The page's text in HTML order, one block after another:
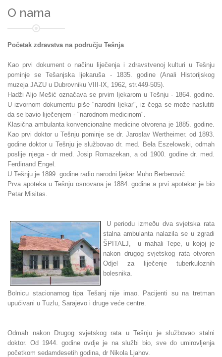
O nama
Početak zdravstva na području Tešnja
Kao prvi dokument o načinu liječenja i zdravstvenoj kulturi u Tešnju
pominje se Tešanjska ljekaruša - 1835. godine (Anali Historijskog
muzeja JAZU u Dubrovniku VIII-IX, 1962, str.449-505).
Hadži Aljo Mešić označava se prvim ljekarom u Tešnju - 1864. godine.
U izvornom dokumentu piše "narodni ljekar", iz čega se može naslutiti
da se bavio liječenjem - "narodnom medicinom".
Klasična ambulanta konvencionalne medicine otvorena je 1885. godine.
Kao prvi doktor u Tešnju pominje se dr. Jaroslav Wertheimer. od 1893.
godine doktor u Tešnju je službovao dr. med. Bela Eszelowski, odmah
poslije njega - dr med. Josip Romazekan, a od 1900. godine dr. med.
Ferdinand Engel.
U Tešnju je 1899. godine radio narodni ljekar Muho Berberović.
Prva apoteka u Tešnju osnovana je 1884. godine a prvi apotekar je bio
Petar Misitas.
U periodu izmeðu dva svjetska rata
stalna ambulanta nalazila se u zgradi
ŠPITALJ, u mahali Tepe, u kojoj je
nakon drugog svjetskog rata otvoren
Odjel za liječenje tuberkuloznih
bolesnika.
Bolnicu stacionarnog tipa Tešanj nije imao. Pacijenti su na tretman
upućivani u Tuzlu, Sarajevo i druge veće centre.
Odmah nakon Drugog svjetskog rata u Tešnju je službovao stalni
doktor. Od 1944. godine ovdje je na službi bio, sve do umirovljenja
početkom sedamdesetih godina, dr Nikola Ljahov.